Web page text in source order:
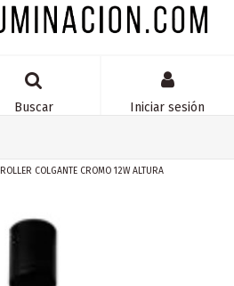
Buscar Iniciar sesión
ROLLER COLGANTE CROMO 12W ALTURA